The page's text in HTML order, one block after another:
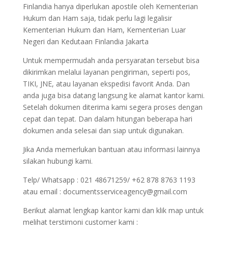
Finlandia hanya diperlukan apostile oleh Kementerian
Hukum dan Ham saja, tidak perlu lagi legalisir
Kementerian Hukum dan Ham, Kementerian Luar
Negeri dan Kedutaan Finlandia Jakarta
Untuk mempermudah anda persyaratan tersebut bisa
dikirimkan melalui layanan pengiriman, seperti pos,
TIKI, JNE, atau layanan ekspedisi favorit Anda. Dan
anda juga bisa datang langsung ke alamat kantor kami.
Setelah dokumen diterima kami segera proses dengan
cepat dan tepat. Dan dalam hitungan beberapa hari
dokumen anda selesai dan siap untuk digunakan.
Jika Anda memerlukan bantuan atau informasi lainnya
silakan hubungi kami.
Telp/ Whatsapp : 021 48671259/ +62 878 8763 1193
atau email : documentsserviceagency@gmail.com
Berikut alamat lengkap kantor kami dan klik map untuk
melihat terstimoni customer kami :